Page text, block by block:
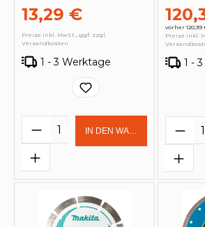
13,29 €
Preise inkl. MwSt., ggf. zzgl.
Versandkosten
1 - 3 Werktage
Produkt Anzahl: Gib
IN DEN WARENKORB
vorher 120,39
Preise inkl.
1 -